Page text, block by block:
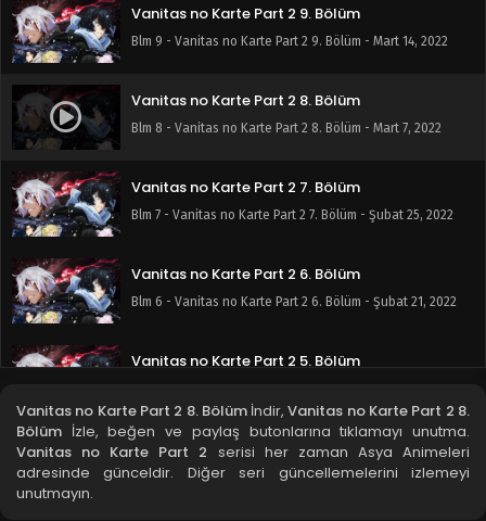
Vanitas no Karte Part 2 9. Bölüm
Blm 9 - Vanitas no Karte Part 2 9. Bölüm - Mart 14, 2022
Vanitas no Karte Part 2 8. Bölüm
Blm 8 - Vanitas no Karte Part 2 8. Bölüm - Mart 7, 2022
Vanitas no Karte Part 2 7. Bölüm
Blm 7 - Vanitas no Karte Part 2 7. Bölüm - Şubat 25, 2022
Vanitas no Karte Part 2 6. Bölüm
Blm 6 - Vanitas no Karte Part 2 6. Bölüm - Şubat 21, 2022
Vanitas no Karte Part 2 5. Bölüm
Vanitas no Karte Part 2 4. Bölüm
Blm 4 - Vanitas no Karte Part 2 4. Bölüm - Şubat 21, 2022
Vanitas no Karte Part 2 8. Bölümİndir,Vanitas no Karte Part 2 8.
Bölüm İzle, beğen ve paylaş butonlarına tıklamayı unutma.
Vanitas no Karte Part 2 serisi her zaman Asya Animeleri
adresinde günceldir. Diğer seri güncellemelerini izlemeyi
unutmayın.